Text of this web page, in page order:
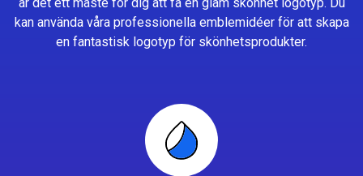
kan använda våra professionella emblemidéer för att skapa
en fantastisk logotyp för skönhetsprodukter.